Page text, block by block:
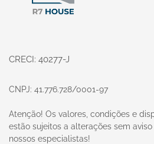
CRECI: 40277-J
CNPJ: 41.776.728/0001-97
Atenção! Os valores, condições e
estão sujeitos a alterações sem
nossos especialistas!